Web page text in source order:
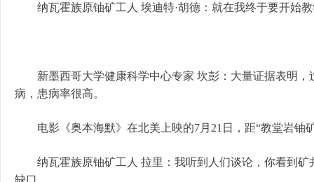
纳瓦霍族原铀矿工人 埃迪特·胡德：就在我终于要开始
新墨西哥大学健康科学中心专家 坎彭：大量证据表明，
病，患病率很高。
电影《奥本海默》在北美上映的7月21日，距“教堂岩铀
纳瓦霍族原铀矿工人 拉里：我听到人们谈论，你看到矿
缺口。